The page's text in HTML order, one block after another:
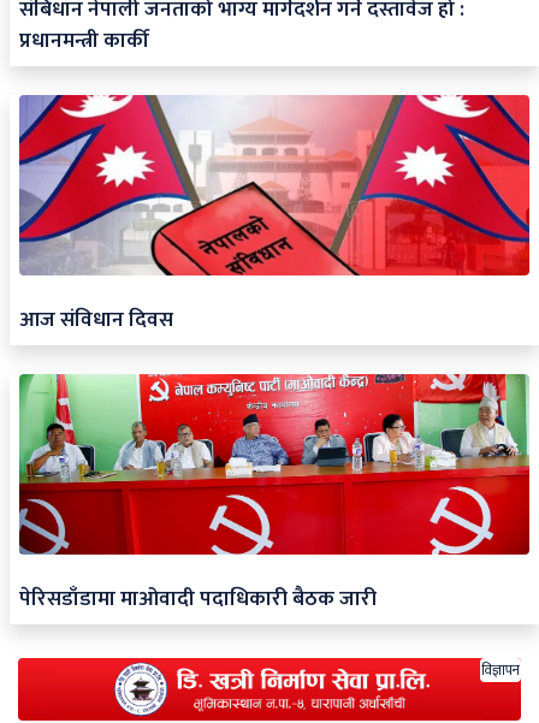
संबिधान नेपाली जनताको भाग्य मार्गदर्शन गर्ने दस्तावेज हो :
प्रधानमन्त्री कार्की
आज संविधान दिवस
पेरिसडाँडामा माओवादी पदाधिकारी बैठक जारी
विज्ञापन